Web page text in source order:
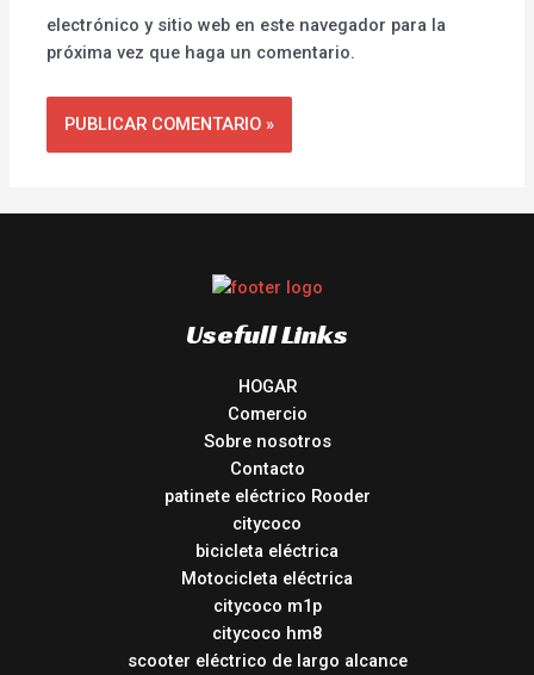
electrónico y sitio web en este navegador para la
próxima vez que haga un comentario.
Usefull Links
HOGAR
Comercio
Sobre nosotros
Contacto
patinete eléctrico Rooder
citycoco
bicicleta eléctrica
Motocicleta eléctrica
citycoco m1p
citycoco hm8
scooter eléctrico de largo alcance